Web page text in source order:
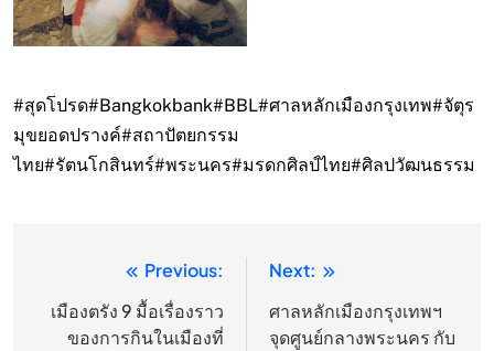
#สุดโปรด#Bangkokbank#BBL#ศาลหลักเมืองกรุงเทพ#จัตุร
มุขยอดปรางค์#สถาปัตยกรรม
ไทย#รัตนโกสินทร์#พระนคร#มรดกศิลป์ไทย#ศิลปวัฒนธรรม
แนะแนว
เรื่อง
Previous:
เมืองตรัง 9 มื้อเรื่องราว
ของการกินในเมืองที่
Next:
ศาลหลักเมืองกรุงเทพฯ
จุดศูนย์กลางพระนคร กับ